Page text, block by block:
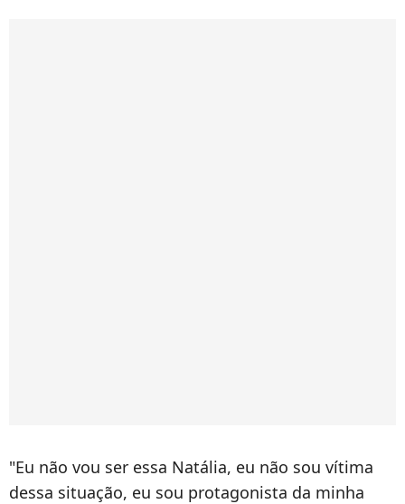
"Eu não vou ser essa Natália, eu não sou vítima
dessa situação, eu sou protagonista da minha